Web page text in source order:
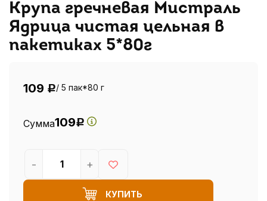
Крупа гречневая Мистраль
Ядрица чистая цельная в
пакетиках 5*80г
109 Р/ 5 пак*80 г
Сумма109Р
КУПИТЬ
- +